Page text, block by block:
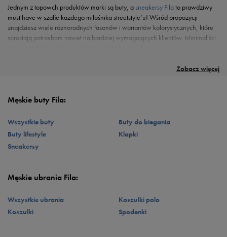
Zobacz więcej
Jednym z topowch produktów marki są buty, a sneakersy Filato prawdziwy
must have w szafie każdego miłośnika streetstyle’u! Wśród propozycji
znajdziesz wiele różnorodnych fasonów i wariantów kolorystycznych, które
sprostają potrzebom nawet najbardziej wymagających klientów. Minimaliści
setów. Zwolennicy bardziej energicznych rozwiązań mogą sięgnąć po ten
Memory Primeforce 7, osadzone na elastycznej podeszwie z
męskie klapki basenowe
, obok ręcznika ikąpielówek
, są dla Ciebie
niezbędnym elementem wyposażenia
torby sportowej! Te z wyraźnym
logowaniem Fila nie tylko sprawdzą się na basenie, ale dopełnią również
letnie stylizacje z
. Niewielkie logo
doskonale zaprezentują się ze spodniami chino, jak i jeansami czy szortami.
połączeniu z joggerami,
bluzą z kapturemi sneakersami stworzą
streetwearowy zestaw. Fila wychodzi również z propozycjami letnich
szortów, które idealnie dopełnią wakacyjne sety w klimacie beach boy.
Sprawdź produkty Fila, które znajdziesz w 50 style – męskie buty, T-shirty
Męskie buty Fila:
Wszystkie buty
Buty lifestyle
Sneakersy
Buty do biegania
Klapki
Męskie ubrania Fila:
Wszystkie ubrania
Koszulki
Koszulki polo
Spodenki